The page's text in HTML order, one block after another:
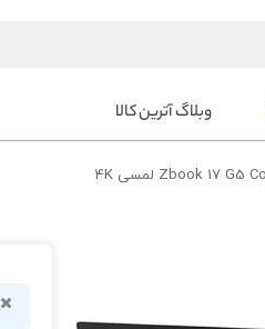
وبلاگ آترین کالا